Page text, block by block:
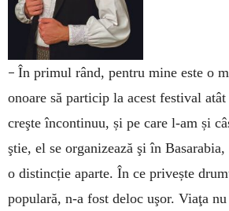
– În primul rând, pentru mine este o
onoare să particip la acest festival
creşte încontinuu, și pe care l-am și
ştie, el se organizează şi în
o distincție aparte. În ce privește
populară, n-a fost deloc uşor. Viaţa